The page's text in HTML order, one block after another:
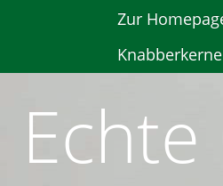
Zur
Knabberkerne